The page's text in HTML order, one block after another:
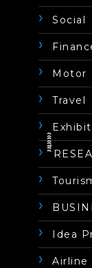
Social
Motor
Travel
Idea
Airline